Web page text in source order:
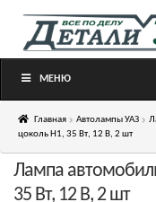
Перейти
Перейти
МЕНЮ
Главная Автолампы УАЗ
цоколь H1, 35 Вт, 12 В, 2 шт
Лампа
35 Вт, 12 В, 2 шт